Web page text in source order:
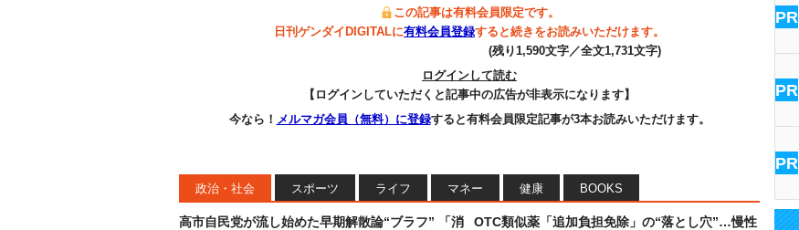
この記事は有料会員限定です。
日刊ゲンダイDIGITALに有料会員登録すると続きをお読みいただけます。
(残り1,590文字／全文1,731文字)
ログインして読む
【ログインしていただくと記事中の広告が非表示になります】
今なら！ メルマガ会員（無料）に登録すると有料会員限定記事が3本お読みいただけます。
政治・社会 スポーツ ライフ マネー 健康 BOOKS
高市自民党が流し始めた早期解散論“ブラフ” 「消
OTC類似薬「追加負担免除」の“落とし穴”…慢性
PR
PR
PR